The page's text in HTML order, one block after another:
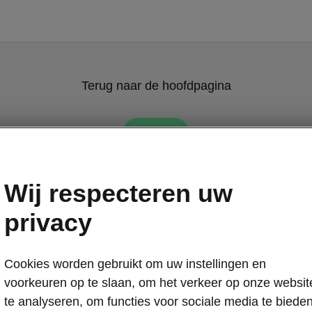
Terug naar de hoofdpagina
Wij respecteren uw
privacy
Cookies worden gebruikt om uw instellingen en
voorkeuren op te slaan, om het verkeer op onze
te analyseren, om functies voor sociale media te